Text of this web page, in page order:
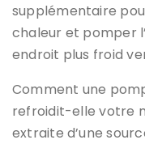
supplémentaire
chaleur et pomper
endroit plus froid
Comment une
refroidit-elle votre
extraite d’une